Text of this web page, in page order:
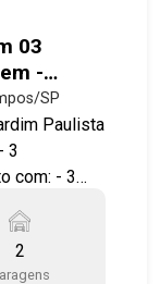
03
-
SP
Paulista
3
Lazer
2